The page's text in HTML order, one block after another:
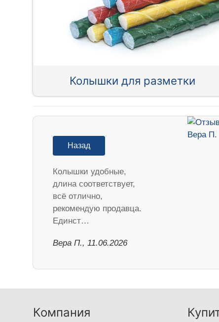
Колышки для разметки
Назад
Колышки удобные,
длина соответствует,
всё отлично,
рекомендую продавца.
Единст…
Вера П., 11.06.2026
Компания